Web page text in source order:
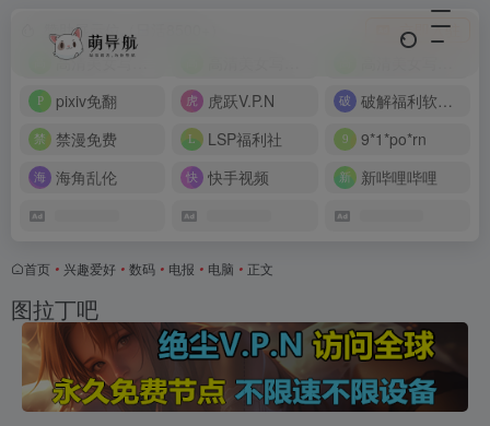
赞助展示位（日活8500+）
立即入驻
高清美女写真图片大全
pixiv免翻
虎跃V.P.N
破解福利软件搜索引擎
禁漫免费
LSP福利社
9*1*po*rn
海角乱伦
快手视频 新哔哩哔哩
首页 • 兴趣爱好 • 数码 • 电报 • 电脑 • 正文
图拉丁吧